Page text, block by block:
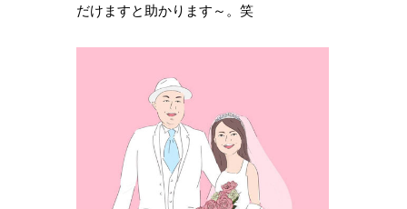
だけますと助かります～。笑